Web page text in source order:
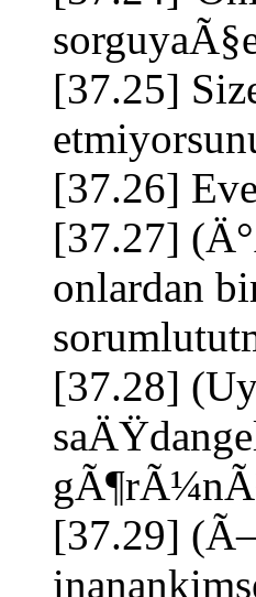
[37.25]
[37.26]
[37.27]
onlardan
[37.28]
[37.29]